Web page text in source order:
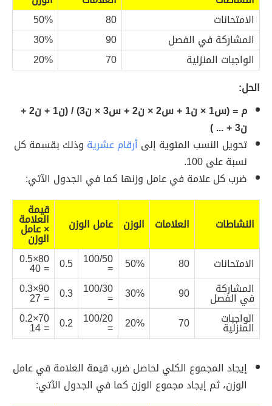
الامتحانات
80
50%
المشاركة في الفصل
90
30%
الواجبات المنزلية
70
20%
الحل:
م = (س1 × ن1 + س2 × ن2 + س3 × ن3) / (ن1 + ن2 +
ن3 + ... )
تحويل النسب المئوية إلى أرقام عشرية وذلك بقسمة كل
نسبة على 100.
ضرب كل علامة في عامل وزنها كما في الجدول الآتي:
النشاطات العلامات الوزن عامل الوزن
قيمة
العلامة
× عامل
الوزن
الامتحانات
80
50%
100/50
=
0.5
80×0.5
= 40
المشاركة
في الفصل 90
30%
100/30
=
0.3
90×0.3
= 27
الواجبات
المنزلية 70
20%
100/20
=
0.2
70×0.2
= 14
إيجاد المجموع الكلي لحاصل ضرب قيمة العلامة في عامل
الوزن، ثم إيجاد مجموع الوزن كما في الجدول الآتي: